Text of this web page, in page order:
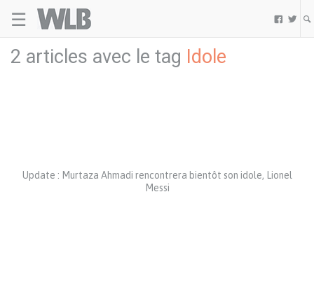
☰  
2 articles avec le tag Idole
Update : Murtaza Ahmadi rencontrera bientôt son idole, Lionel
Messi